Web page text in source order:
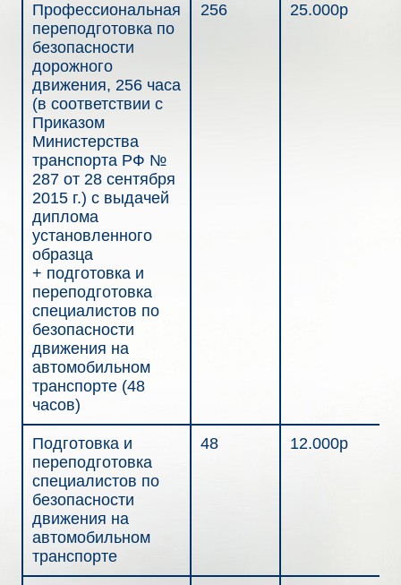
Профессиональная
переподготовка по
безопасности
дорожного
движения, 256 часа
(в соответствии с
Приказом
Министерства
транспорта РФ №
287 от 28 сентября
2015 г.) c выдачей
диплома
установленного
образца
+ подготовка и
переподготовка
специалистов по
безопасности
движения на
автомобильном
транспорте (48
часов)
256 25.000р
Подготовка и
переподготовка
специалистов по
безопасности
движения на
автомобильном
транспорте
48 12.000р